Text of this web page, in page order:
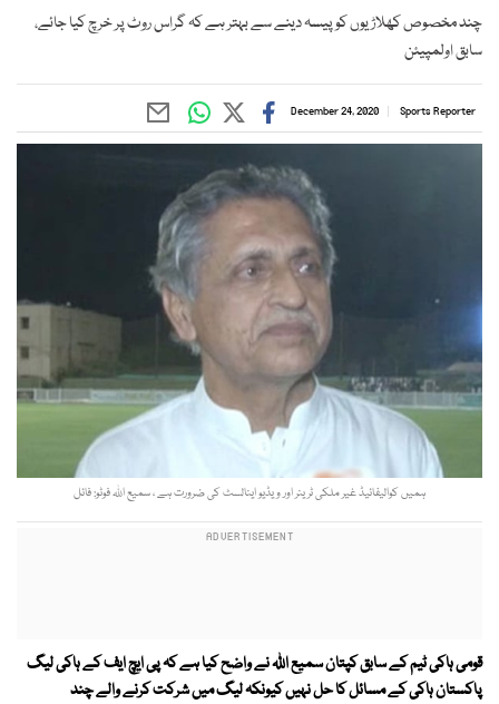
چند مخصوص کھلاڑیوں کو پیسہ دینے سے بہتر ہے کہ گراس روٹ پر خرچ کیا جائے،
سابق اولمپیئن
Sports Reporter
December 24, 2020
ہمیں کوالیفائیڈ غیر ملکی ٹرینر اور ویڈیو اینالسٹ کی ضرورت ہے ، سمیع اللہ فوٹو: فائل
قومی ہاکی ٹیم کے سابق کپتان سمیع اللہ نے واضح کیا ہے کہ پی ایچ ایف کے ہاکی لیگ
پاکستان ہاکی کے مسائل کا حل نہیں کیونکہ لیگ میں شرکت کرنے والے چند